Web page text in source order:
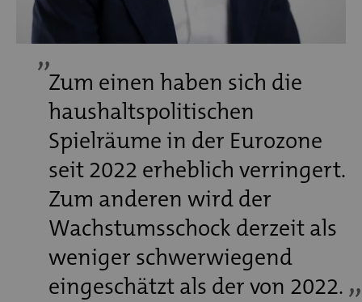
Zum einen haben sich die
haushaltspolitischen
Spielräume in der Eurozone
seit 2022 erheblich verringert.
Zum anderen wird der
Wachstumsschock derzeit als
weniger schwerwiegend
eingeschätzt als der von 2022.